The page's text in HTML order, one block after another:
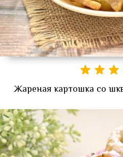
Жареная картошка со